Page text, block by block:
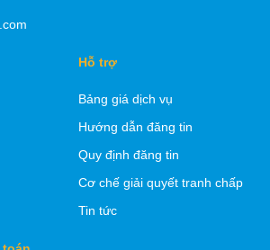
Hỗ trợ
Bảng giá dịch vụ
Hướng dẫn đăng tin
Quy định đăng tin
Cơ chế giải quyết tranh chấp
Tin tức